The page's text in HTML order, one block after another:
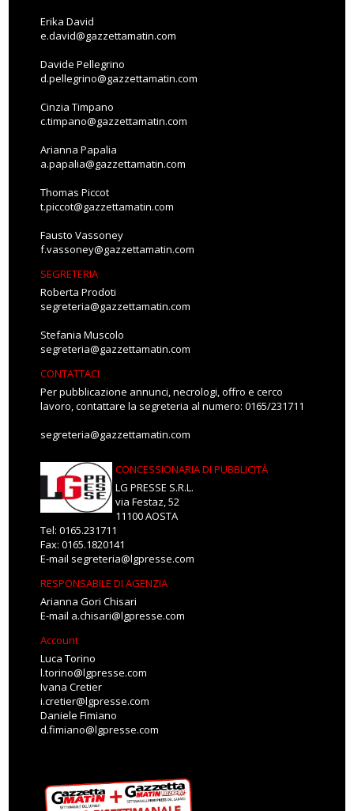
Erika David
e.david@gazzettamatin.com
Davide Pellegrino
d.pellegrino@gazzettamatin.com
Cinzia Timpano
c.timpano@gazzettamatin.com
Arianna Papalia
a.papalia@gazzettamatin.com
Thomas Piccot
t.piccot@gazzettamatin.com
Fausto Vassoney
f.vassoney@gazzettamatin.com
SEGRETERIA
Roberta Prodoti
segreteria@gazzettamatin.com
Stefania Muscolo
segreteria@gazzettamatin.com
CONTATTACI
Per pubblicazione annunci, necrologi, offro e cerco
lavoro, contattare la segreteria al numero: 0165/231711
segreteria@gazzettamatin.com
CONCESSIONARIA DI PUBBLICITÀ
LG PRESSE S.R.L.
via Festaz, 52
11100 AOSTA
Tel: 0165.231711
Fax: 0165.1820141
E-mail segreteria@lgpresse.com
RESPONSABILE DI AGENZIA
Arianna Gori Chisari
E-mail a.chisari@lgpresse.com
Account
Luca Torino
l.torino@lgpresse.com
Ivana Cretier
i.cretier@lgpresse.com
Daniele Fimiano
d.fimiano@lgpresse.com